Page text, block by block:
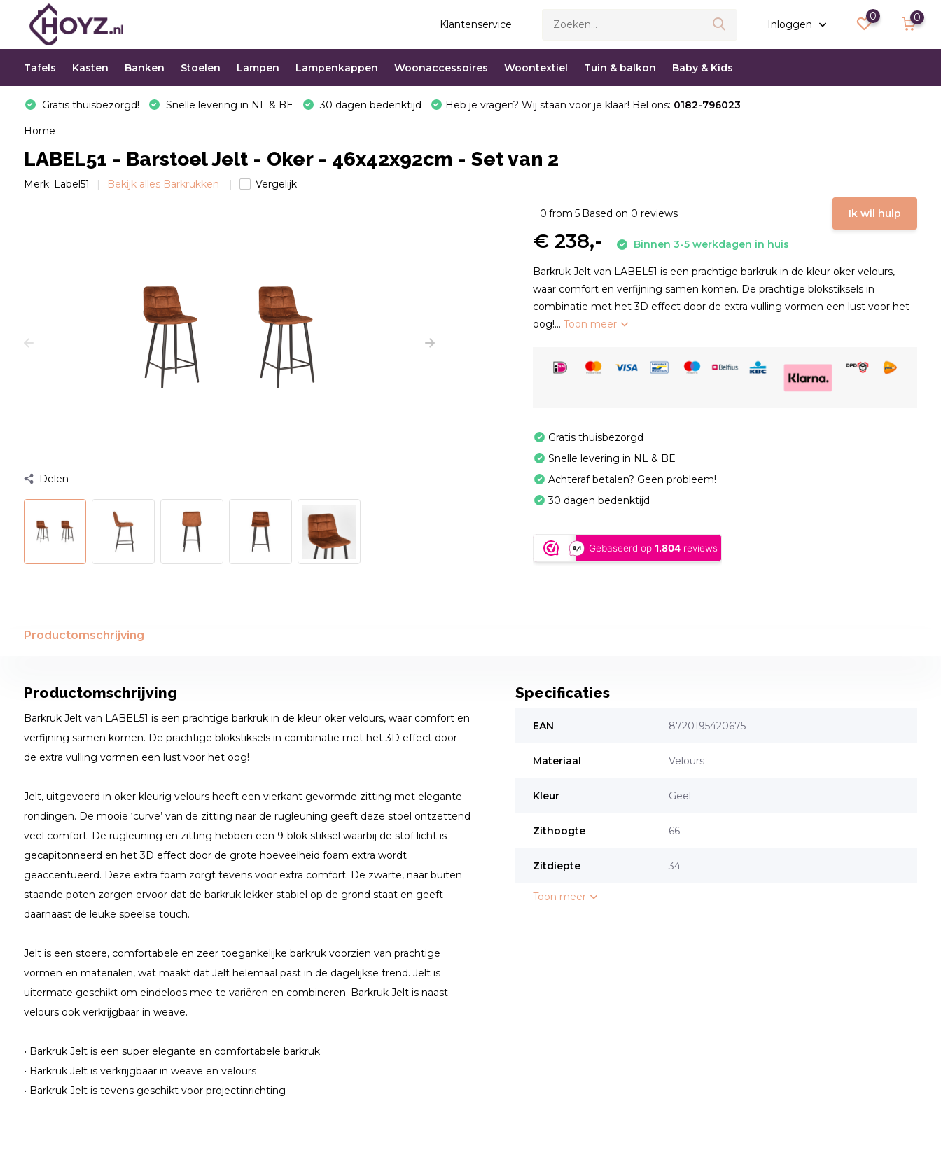
Klantenservice Inloggen
0 0
Tafels Kasten Banken Stoelen Lampen Lampenkappen Woonaccessoires Woontextiel Tuin & balkon Baby & Kids
Gratis thuisbezorgd! Snelle levering in NL & BE 30 dagen bedenktijd Heb je vragen? Wij staan voor je klaar! Bel ons: 0182-796023
Home
LABEL51 - Barstoel Jelt - Oker - 46x42x92cm - Set van 2
Merk: Label51 Bekijk alles Barkrukken Vergelijk
Delen
0 from 5 Based on 0 reviews Ik wil hulp
€ 238,- Binnen 3-5 werkdagen in huis
Barkruk Jelt van LABEL51 is een prachtige barkruk in de kleur oker velours,
waar comfort en verfijning samen komen. De prachtige blokstiksels in
combinatie met het 3D effect door de extra vulling vormen een lust voor het
oog!...Toon meer
Gratis thuisbezorgd
Snelle levering in NL & BE
Achteraf betalen? Geen probleem!
30 dagen bedenktijd
Productomschrijving
Productomschrijving
Barkruk Jelt van LABEL51 is een prachtige barkruk in de kleur oker velours, waar comfort en
verfijning samen komen. De prachtige blokstiksels in combinatie met het 3D effect door
de extra vulling vormen een lust voor het oog!
Jelt, uitgevoerd in oker kleurig velours heeft een vierkant gevormde zitting met elegante
rondingen. De mooie ‘curve’ van de zitting naar de rugleuning geeft deze stoel ontzettend
veel comfort. De rugleuning en zitting hebben een 9-blok stiksel waarbij de stof licht is
gecapitonneerd en het 3D effect door de grote hoeveelheid foam extra wordt
geaccentueerd. Deze extra foam zorgt tevens voor extra comfort. De zwarte, naar buiten
staande poten zorgen ervoor dat de barkruk lekker stabiel op de grond staat en geeft
daarnaast de leuke speelse touch.
Jelt is een stoere, comfortabele en zeer toegankelijke barkruk voorzien van prachtige
vormen en materialen, wat maakt dat Jelt helemaal past in de dagelijkse trend. Jelt is
uitermate geschikt om eindeloos mee te variëren en combineren. Barkruk Jelt is naast
velours ook verkrijgbaar in weave.
• Barkruk Jelt is een super elegante en comfortabele barkruk
• Barkruk Jelt is verkrijgbaar in weave en velours
• Barkruk Jelt is tevens geschikt voor projectinrichting
Specificaties
EAN 8720195420675
Materiaal Velours
Kleur Geel
Zithoogte 66
Zitdiepte 34
Toon meer